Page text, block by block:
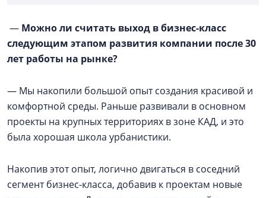
— Можно ли считать выход в бизнес-класс
следующим этапом развития компании после 30
лет работы на рынке?
— Мы накопили большой опыт создания красивой и
комфортной среды. Раньше развивали в основном
проекты на крупных территориях в зоне КАД, и это
была хорошая школа урбанистики.
Накопив этот опыт, логично двигаться в соседний
сегмент бизнес-класса, добавив к проектам новые